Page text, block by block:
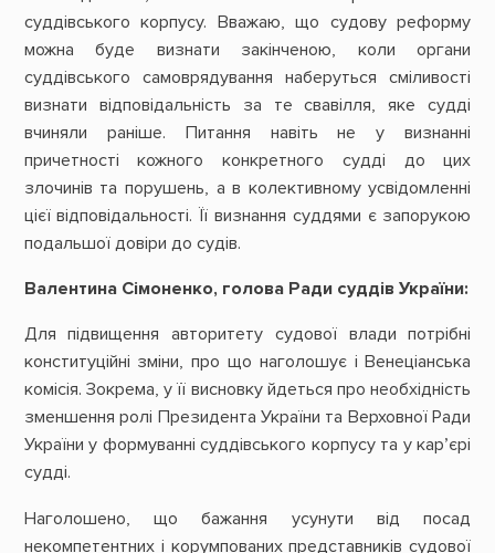
суддівського корпусу. Вважаю, що судову реформу
можна буде визнати закінченою, коли органи
суддівського самоврядування наберуться сміливості
визнати відповідальність за те свавілля, яке судді
вчиняли раніше. Питання навіть не у визнанні
причетності кожного конкретного судді до цих
злочинів та порушень, а в колективному усвідомленні
цієї відповідальності. Її визнання суддями є запорукою
подальшої довіри до судів.
Валентина Сімоненко, голова Ради суддів України:
Для підвищення авторитету судової влади потрібні
конституційні зміни, про що наголошує і Венеціанська
комісія. Зокрема, у її висновку йдеться про необхідність
зменшення ролі Президента України та Верховної Ради
України у формуванні суддівського корпусу та у кар’єрі
судді.
Наголошено, що бажання усунути від посад
некомпетентних і корумпованих представників судової